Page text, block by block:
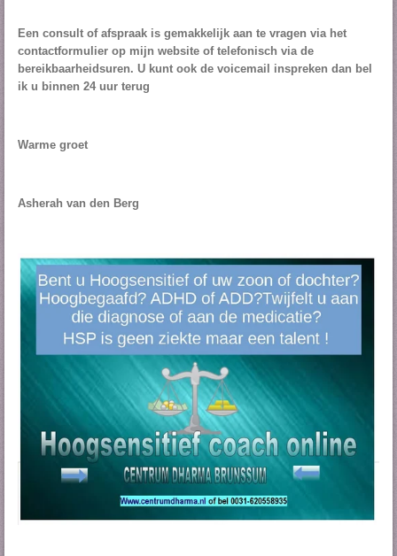
Een consult of afspraak is gemakkelijk aan te vragen via het
contactformulier op mijn website of telefonisch via de
bereikbaarheidsuren. U kunt ook de voicemail inspreken dan bel
ik u binnen 24 uur terug
Warme groet
Asherah van den Berg